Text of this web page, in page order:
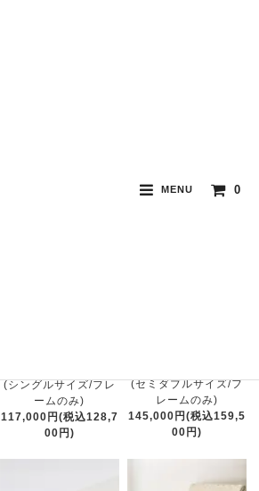
MENU 0
(シングルサイズ/フレ
ームのみ)
117,000円(税込128,7
00円)
(セミダブルサイズ/フ
レームのみ)
145,000円(税込159,5
00円)